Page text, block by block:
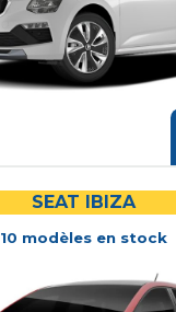
SEAT IBIZA
10 modèlesen stock